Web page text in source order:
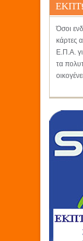
Όσοι
κάρτες
Ε.Π.Α.
τα